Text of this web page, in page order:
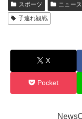
スポーツ ニュー
子連れ観戦
X
Pocket